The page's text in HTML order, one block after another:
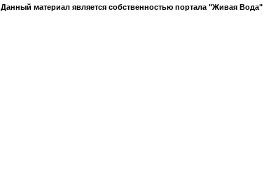
Данный материал является собственностью портала "Живая Вода"